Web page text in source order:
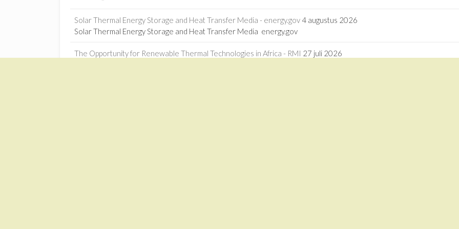
Solar Thermal Energy Storage and Heat Transfer Media - energy.gov 4 augustus 2026
Solar Thermal Energy Storage and Heat Transfer Media energy.gov
The Opportunity for Renewable Thermal Technologies in Africa - RMI 27 juli 2026